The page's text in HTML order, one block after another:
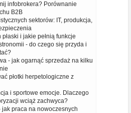
infobrokera? Porównanie
B2B
sektorów: IT, produkcja,
i jakie pełnią funkcje
- do czego się przyda i
- jak ogarnąć sprzedaż na kilku
płotki herpetologiczne z
i sportowe emocje. Dlaczego
wciąż zachwyca?
praca na nowoczesnych